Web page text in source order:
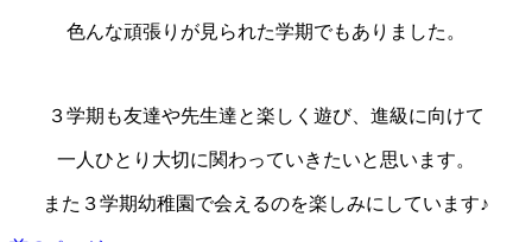
色んな頑張りが見られた学期でもありました。
３学期も友達や先生達と楽しく遊び、進級に向けて
一人ひとり大切に関わっていきたいと思います。
また３学期幼稚園で会えるのを楽しみにしています♪